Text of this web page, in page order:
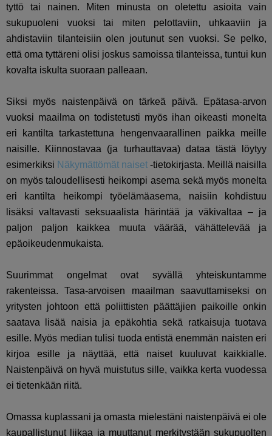
tyttö tai nainen. Miten minusta on oletettu asioita vain
sukupuoleni vuoksi tai miten pelottaviin, uhkaaviin ja
ahdistaviin tilanteisiin olen joutunut sen vuoksi. Se pelko,
että oma tyttäreni olisi joskus samoissa tilanteissa, tuntui kun
kovalta iskulta suoraan palleaan.
Siksi myös naistenpäivä on tärkeä päivä. Epätasa-arvon
vuoksi maailma on todistetusti myös ihan oikeasti monelta
eri kantilta tarkastettuna hengenvaarallinen paikka meille
naisille. Kiinnostavaa (ja turhauttavaa) dataa tästä löytyy
esimerkiksi Näkymättömät naiset -tietokirjasta. Meillä naisilla
on myös taloudellisesti heikompi asema sekä myös monelta
eri kantilta heikompi työelämäasema, naisiin kohdistuu
lisäksi valtavasti seksuaalista härintää ja väkivaltaa – ja
paljon paljon kaikkea muuta väärää, vähättelevää ja
epäoikeudenmukaista.
Suurimmat ongelmat ovat syvällä yhteiskuntamme
rakenteissa. Tasa-arvoisen maailman saavuttamiseksi on
yritysten johtoon että poliittisten päättäjien paikoille onkin
saatava lisää naisia ja epäkohtia sekä ratkaisuja tuotava
esille. Myös median tulisi tuoda entistä enemmän naisten eri
kirjoa esille ja näyttää, että naiset kuuluvat kaikkialle.
Naistenpäivä on hyvä muistutus sille, vaikka kerta vuodessa
ei tietenkään riitä.
Omassa kuplassani ja omasta mielestäni naistenpäivä ei ole
kaupallistunut liikaa ja muuttanut merkitystään sukupuolten